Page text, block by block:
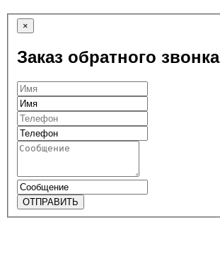
×
Заказ обратного звонка
ОТПРАВИТЬ